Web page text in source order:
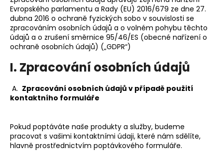
Evropského parlamentu a Rady (EU) 2016/679 ze dne 27.
dubna 2016 o ochraně fyzických sobo v souvislosti se
zpracováním osobních údajů a o volném pohybu těchto
údajů a o zrušení směrnice 95/46/ES (obecné nařízení o
ochraně osobních údajů) („GDPR“)
I. Zpracování osobních údajů
A. Zpracování osobních údajů v případě použití
kontaktního formuláře
Pokud poptáváte naše produkty a služby, budeme
pracovat s vašimi kontaktními údaji, které nám sdělíte,
hlavně prostřednictvím poptávkového formuláře.
a
j
í
t
?